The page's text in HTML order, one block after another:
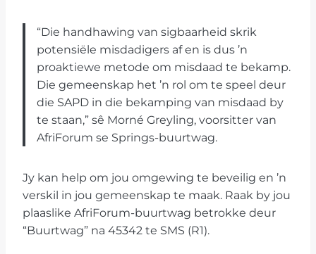
“Die handhawing van sigbaarheid skrik
potensiële misdadigers af en is dus ’n
proaktiewe metode om misdaad te bekamp.
Die gemeenskap het ’n rol om te speel deur
die SAPD in die bekamping van misdaad by
te staan,” sê Morné Greyling, voorsitter van
AfriForum se Springs-buurtwag.
Jy kan help om jou omgewing te beveilig en ’n
verskil in jou gemeenskap te maak. Raak by jou
plaaslike AfriForum-buurtwag betrokke deur
“Buurtwag” na 45342 te SMS (R1).